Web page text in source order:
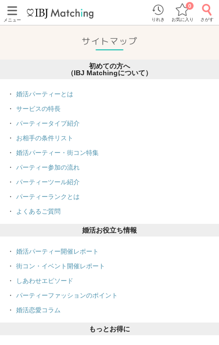
メニュー りれき お気に入り
0
さがす
サイトマップ
初めての方へ
（IBJ Matchingについて）
婚活パーティーとは
サービスの特長
パーティータイプ紹介
お相手の条件リスト
婚活パーティー・街コン特集
パーティー参加の流れ
パーティーツール紹介
パーティーランクとは
よくあるご質問
婚活お役立ち情報
婚活パーティー開催レポート
街コン・イベント開催レポート
しあわせエピソード
パーティーファッションのポイント
婚活恋愛コラム
もっとお得に